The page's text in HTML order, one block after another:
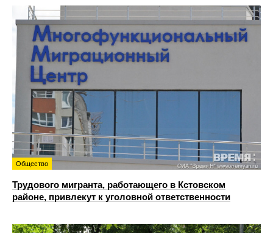
Общество
Трудового мигранта, работающего в Кстовском
районе, привлекут к уголовной ответственности